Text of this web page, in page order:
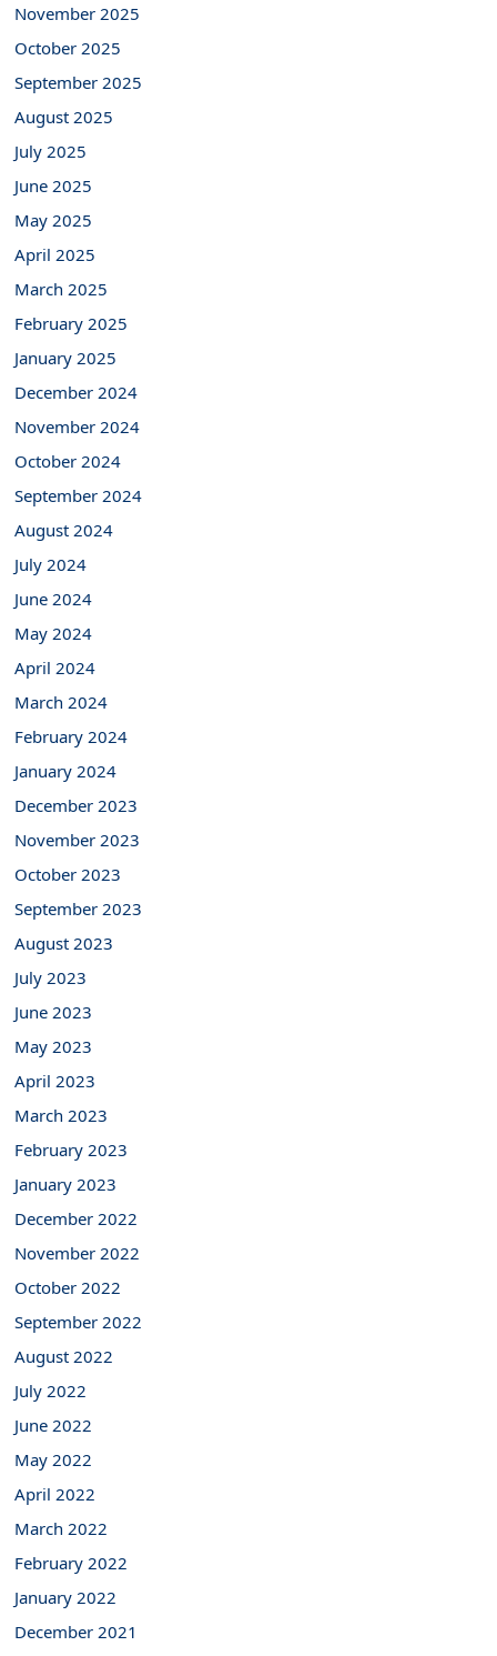
November 2025
October 2025
September 2025
August 2025
July 2025
June 2025
May 2025
April 2025
March 2025
February 2025
January 2025
December 2024
November 2024
October 2024
September 2024
August 2024
July 2024
June 2024
May 2024
April 2024
March 2024
February 2024
January 2024
December 2023
November 2023
October 2023
September 2023
August 2023
July 2023
June 2023
May 2023
April 2023
March 2023
February 2023
January 2023
December 2022
November 2022
October 2022
September 2022
August 2022
July 2022
June 2022
May 2022
April 2022
March 2022
February 2022
January 2022
December 2021